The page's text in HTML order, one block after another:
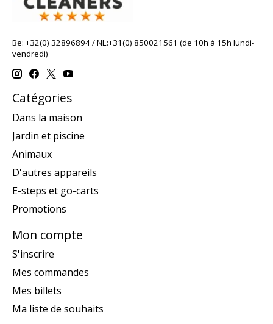
Be: +32(0) 32896894 / NL:+31(0) 850021561 (de 10h à 15h lundi-
vendredi)
Catégories
Dans la maison
Jardin et piscine
Animaux
D'autres appareils
E-steps et go-carts
Promotions
Mon compte
S'inscrire
Mes commandes
Mes billets
Ma liste de souhaits